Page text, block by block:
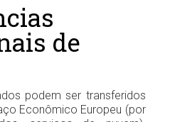
de
podem ser transferidos
Econômico Europeu (por